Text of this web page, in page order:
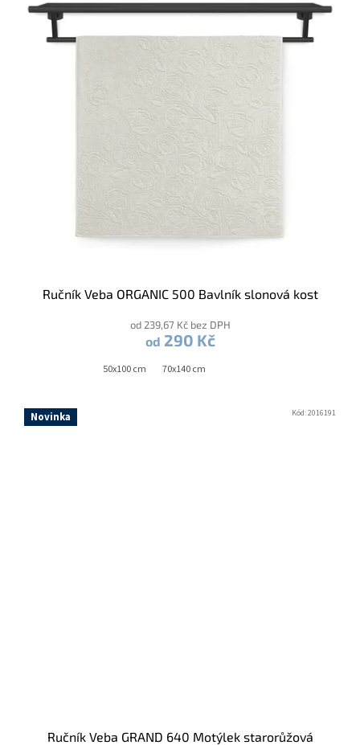
Ručník Veba ORGANIC 500 Bavlník slonová kost
od 239,67 Kč bez DPH
od 290 Kč
50x100 cm 70x140 cm
Novinka
Ručník Veba GRAND 640 Motýlek starorůžová
Kód:2016191